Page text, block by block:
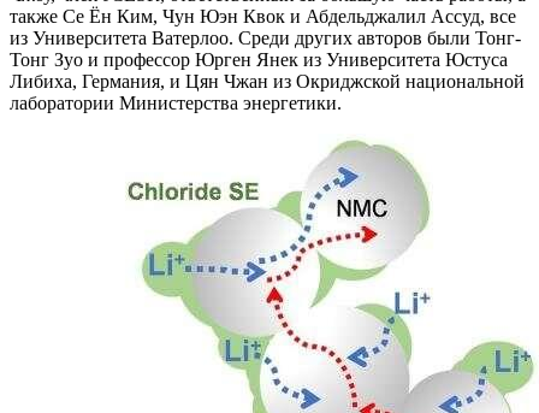
также Се Ён Ким, Чун Юэн Квок и Абдельджалил Ассуд, все
из Университета Ватерлоо. Среди других авторов были Тонг-
Тонг Зуо и профессор Юрген Янек из Университета Юстуса
Либиха, Германия, и Цян Чжан из Окриджской национальной
лаборатории Министерства энергетики.